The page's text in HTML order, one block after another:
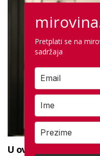
U ovoj optici rade
Pretplati se na
sadržaja